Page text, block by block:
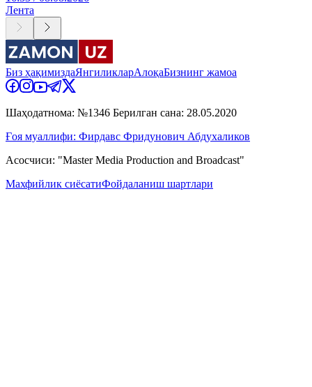
Лента
Биз ҳақимиздаЯнгиликларАлоқаБизнинг жамоа
Шаҳодатнома: №1346 Берилган сана: 28.05.2020
Ғоя муаллифи: Фирдавс Фридунович Абдухаликов
Асосчиси: "Master Media Production and Broadcast"
Махфийлик сиёсатиФойдаланиш шартлари